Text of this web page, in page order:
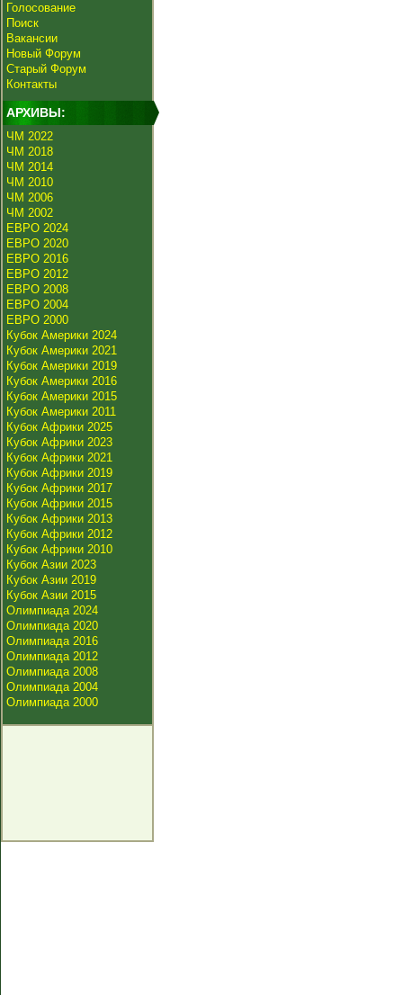
Голосование
Поиск
Вакансии
Новый Форум
Старый Форум
Контакты
АРХИВЫ:
ЧМ 2022
ЧМ 2018
ЧМ 2014
ЧМ 2010
ЧМ 2006
ЧМ 2002
ЕВРО 2024
ЕВРО 2020
ЕВРО 2016
ЕВРО 2012
ЕВРО 2008
ЕВРО 2004
ЕВРО 2000
Кубок Америки 2024
Кубок Америки 2021
Кубок Америки 2019
Кубок Америки 2016
Кубок Америки 2015
Кубок Америки 2011
Кубок Африки 2025
Кубок Африки 2023
Кубок Африки 2021
Кубок Африки 2019
Кубок Африки 2017
Кубок Африки 2015
Кубок Африки 2013
Кубок Африки 2012
Кубок Африки 2010
Кубок Азии 2023
Кубок Азии 2019
Кубок Азии 2015
Олимпиада 2024
Олимпиада 2020
Олимпиада 2016
Олимпиада 2012
Олимпиада 2008
Олимпиада 2004
Олимпиада 2000